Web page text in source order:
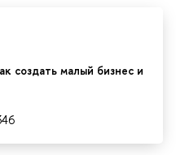
создать малый бизнес и